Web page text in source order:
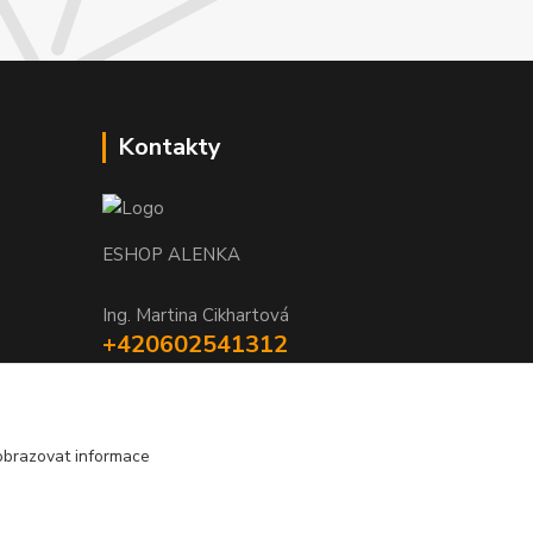
Kontakty
ESHOP ALENKA
Ing. Martina Cikhartová
+420602541312
informace